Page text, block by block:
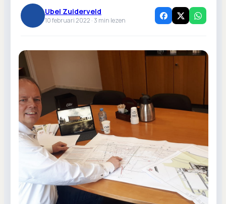
Ubel Zuiderveld
10 februari 2022 ·3 min lezen